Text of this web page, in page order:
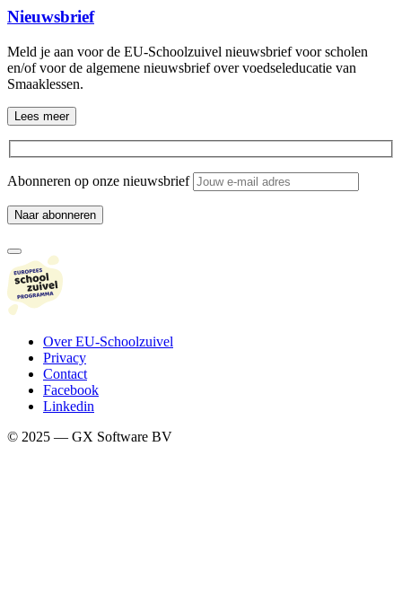
Nieuwsbrief
Meld je aan voor de EU-Schoolzuivel nieuwsbrief voor scholen
en/of voor de algemene nieuwsbrief over voedseleducatie van
Smaaklessen.
Lees meer
Abonneren op onze nieuwsbrief
Over EU-Schoolzuivel
Privacy
Contact
Facebook
Linkedin
© 2025 — GX Software BV